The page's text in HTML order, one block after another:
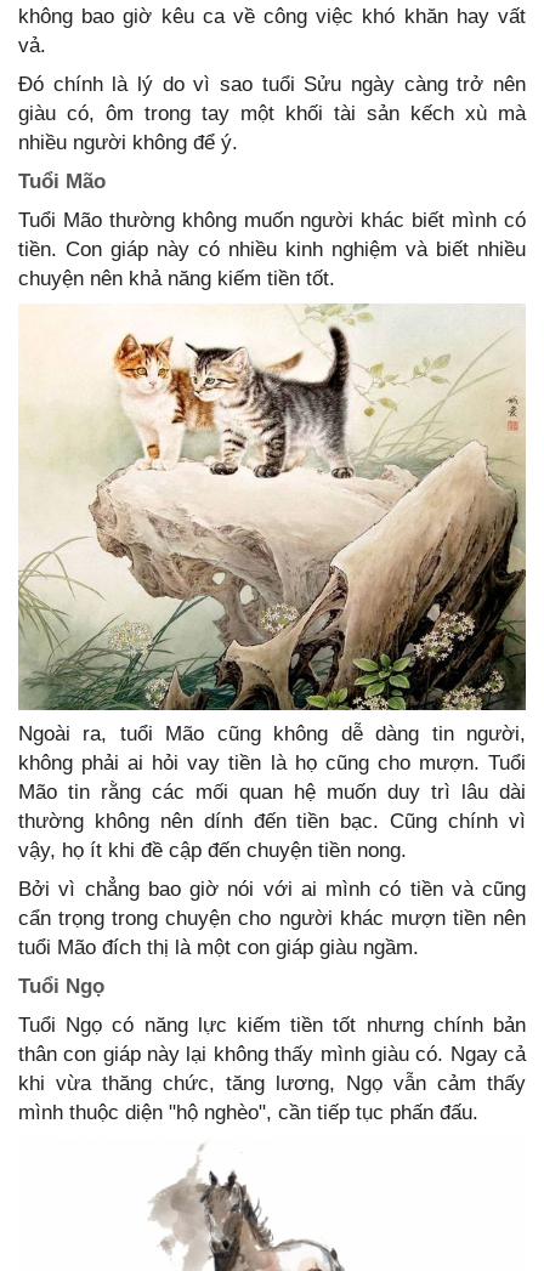
không bao giờ kêu ca về công việc khó khăn hay vất
vả.
Đó chính là lý do vì sao tuổi Sửu ngày càng trở nên
giàu có, ôm trong tay một khối tài sản kếch xù mà
nhiều người không để ý.
Tuổi Mão
Tuổi Mão thường không muốn người khác biết mình có
tiền. Con giáp này có nhiều kinh nghiệm và biết nhiều
chuyện nên khả năng kiếm tiền tốt.
Ngoài ra, tuổi Mão cũng không dễ dàng tin người,
không phải ai hỏi vay tiền là họ cũng cho mượn. Tuổi
Mão tin rằng các mối quan hệ muốn duy trì lâu dài
thường không nên dính đến tiền bạc. Cũng chính vì
vậy, họ ít khi đề cập đến chuyện tiền nong.
Bởi vì chẳng bao giờ nói với ai mình có tiền và cũng
cẩn trọng trong chuyện cho người khác mượn tiền nên
tuổi Mão đích thị là một con giáp giàu ngầm.
Tuổi Ngọ
Tuổi Ngọ có năng lực kiếm tiền tốt nhưng chính bản
thân con giáp này lại không thấy mình giàu có. Ngay cả
khi vừa thăng chức, tăng lương, Ngọ vẫn cảm thấy
mình thuộc diện "hộ nghèo", cần tiếp tục phấn đấu.